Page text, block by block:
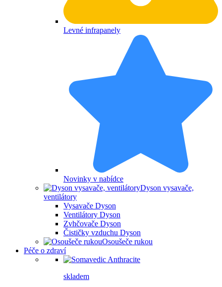
Levné infrapanely
Novinky v nabídce
Dyson vysavače,
ventilátory
Vysavače Dyson
Ventilátory Dyson
Zvhčovače Dyson
Čističky vzduchu Dyson
Osoušeče rukou
Péče o zdraví
skladem